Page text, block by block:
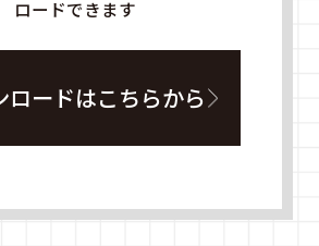
ロードできます
ロードはこちらから